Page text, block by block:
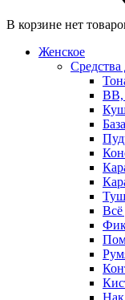
В корзине нет
Женское
Средства
BB,
Всё